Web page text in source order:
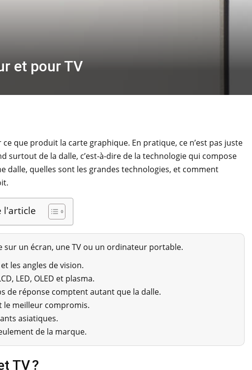
et pour TV
que produit la carte graphique. En pratique, ce n’est pas juste
surtout de la dalle, c’est-à-dire de la technologie qui compose
dalle, quelles sont les grandes technologies, et comment
l'article
sur un écran, une TV ou un ordinateur portable.
les angles de vision.
LED, OLED et plasma.
de réponse comptent autant que la dalle.
le meilleur compromis.
asiatiques.
de la marque.
TV ?